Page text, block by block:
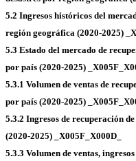
5.2 Ingresos históricos del
región geográfica (2020-2025)
5.3 Estado del mercado de
por país (2020-2025)
5.3.1 Volumen de ventas de
por país (2020-2025)
5.3.2 Ingresos de recuperación
(2020-2025) _X005F_X000D_
5.3.3 Volumen de ventas,